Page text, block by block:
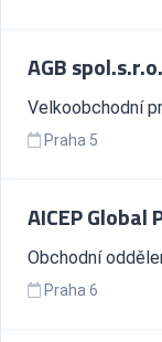
AGB spol.s.r.o.
Velkoobchodní
Praha 5
AICEP Global
Obchodní
Praha 6